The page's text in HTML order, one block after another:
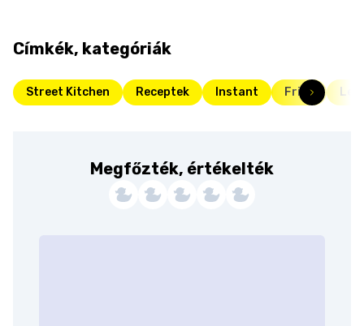
Címkék, kategóriák
Street Kitchen Receptek Instant Friss
Megfőzték, értékelték